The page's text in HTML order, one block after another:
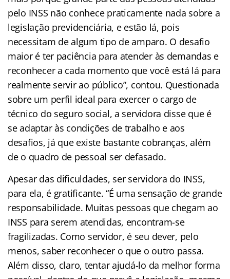
pelo INSS não conhece praticamente nada sobre a
legislação previdenciária, e estão lá, pois
necessitam de algum tipo de amparo. O desafio
maior é ter paciência para atender às demandas e
reconhecer a cada momento que você está lá para
realmente servir ao público”, contou. Questionada
sobre um perfil ideal para exercer o cargo de
técnico do seguro social, a servidora disse que é
se adaptar às condições de trabalho e aos
desafios, já que existe bastante cobranças, além
de o quadro de pessoal ser defasado.
Apesar das dificuldades, ser servidora do INSS,
para ela, é gratificante. “É uma sensação de grande
responsabilidade. Muitas pessoas que chegam ao
INSS para serem atendidas, encontram-se
fragilizadas. Como servidor, é seu dever, pelo
menos, saber reconhecer o que o outro passa.
Além disso, claro, tentar ajudá-lo da melhor forma